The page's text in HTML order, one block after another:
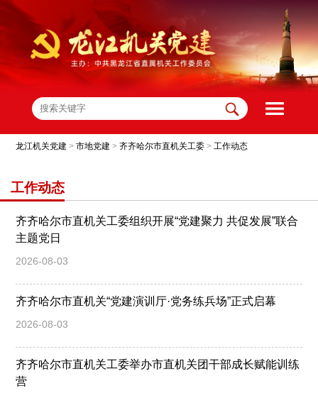
龙江机关党建 >市地党建 >齐齐哈尔市直机关工委 >工作动态
工作动态
齐齐哈尔市直机关工委组织开展“党建聚力 共促发展”联合
主题党日
2026-08-03
齐齐哈尔市直机关“党建演训厅·党务练兵场”正式启幕
2026-08-03
齐齐哈尔市直机关工委举办市直机关团干部成长赋能训练
营